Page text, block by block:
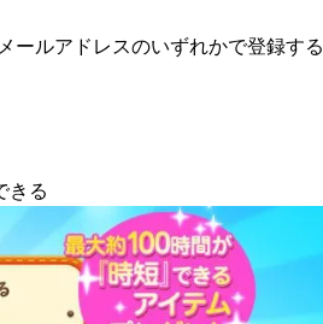
ールアドレスのいずれかで登録する
きる